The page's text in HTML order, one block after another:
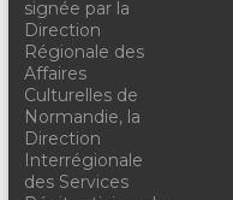
signée par la
Direction
Régionale des
Affaires
Culturelles de
Normandie, la
Direction
Interrégionale
des Services